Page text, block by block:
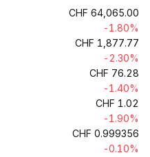
CHF 64,065.00
-1.80%
CHF 1,877.77
-2.30%
CHF 76.28
-1.40%
CHF 1.02
-1.90%
CHF 0.999356
-0.10%